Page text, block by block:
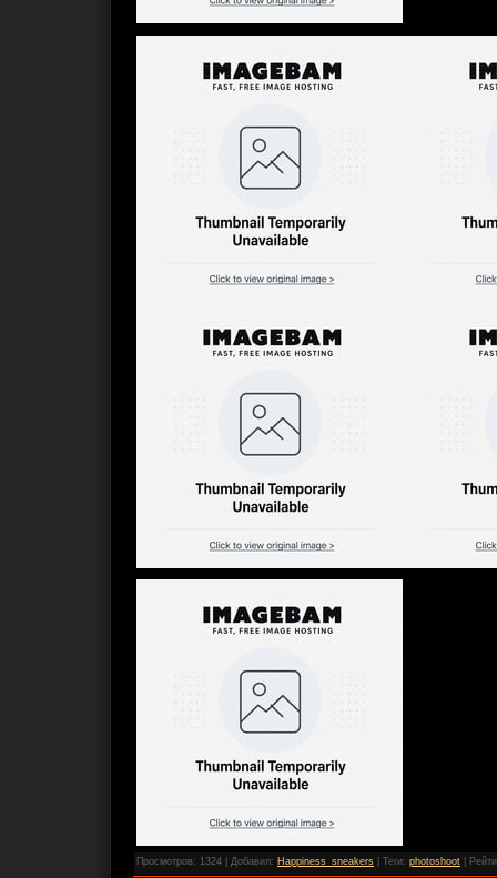
Просмотров: 1324 | Добавил: Happiness_sneakers Теги: photoshoot